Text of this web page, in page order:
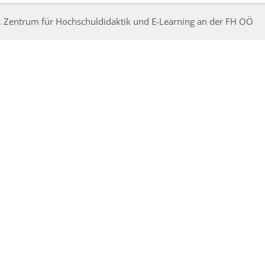
Zentrum für Hochschuldidaktik und E-Learning an der FH OÖ